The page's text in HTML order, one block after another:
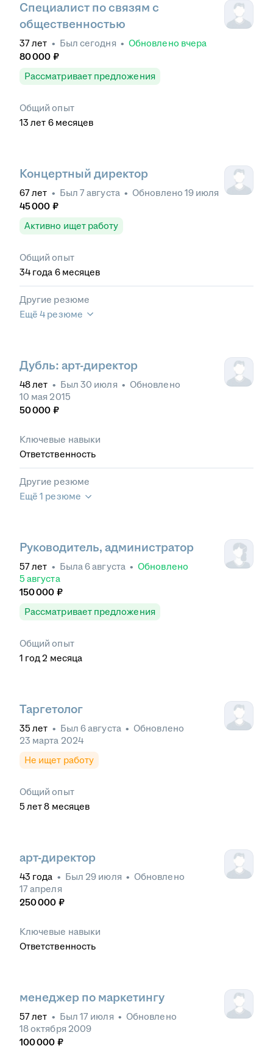
Специалист по связям с
общественностью
37лет • Был сегодня • Обновлено вчера
80 000 ₽
Рассматривает предложения
Общий опыт
13 лет 6 месяцев
Концертный директор
67лет • Был 7 августа • Обновлено 19 июля
45 000 ₽
Активно ищет работу
Общий опыт
34 года 6 месяцев
Другие резюме
Ещё 4 резюме
Дубль: арт-директор
48лет • Был 30 июля • Обновлено
10 мая 2015
50 000 ₽
Ключевые навыки
Ответственность
Другие резюме
Ещё 1 резюме
Руководитель, администратор
57лет • Была6 августа • Обновлено
5 августа
150 000 ₽
Рассматривает предложения
Общий опыт
1 год 2 месяца
Таргетолог
35 лет • Был 6 августа • Обновлено
23 марта 2024
Не ищет работу
Общий опыт
5 лет 8 месяцев
арт-директор
43 года • Был 29 июля • Обновлено
17 апреля
250 000 ₽
Ключевые навыки
Ответственность
менеджер по маркетингу
57лет • Был 17 июля • Обновлено
18 октября 2009
100 000 ₽